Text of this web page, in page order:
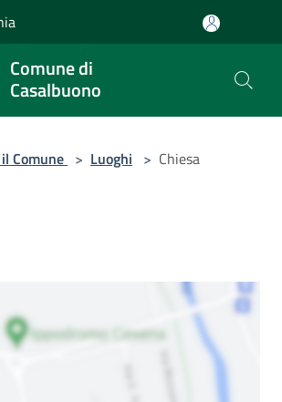
Comune di
Casalbuono
Comune > Luoghi > Chiesa